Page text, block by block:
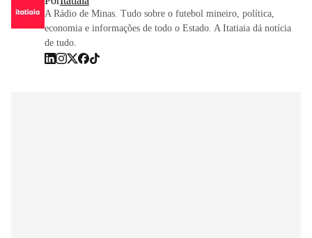
A Rádio de Minas. Tudo sobre o futebol mineiro, política,
economia e informações de todo o Estado. A Itatiaia dá notícia
de tudo.